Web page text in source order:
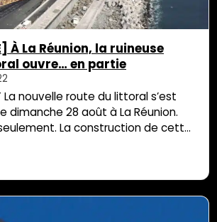
À La Réunion, la ruineuse
ouvre… en partie
La nouvelle route du littoral s’est
dimanche 28 août à La Réunion.
La construction de cette
du monde » s’est interrompue
faute de matériaux, et vient d’être